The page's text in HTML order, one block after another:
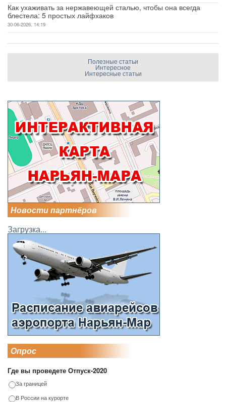
Как ухаживать за нержавеющей сталью, чтобы она всегда
блестела: 5 простых лайфхаков
30-06-2026, 14:19
Полезные статьи
Интересное
Интересные статьи
Новости партнёров
Загрузка...
Опрос
Где вы проведете Отпуск-2020
За границей
В России на курорте